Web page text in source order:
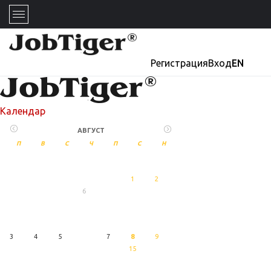
РегистрацияВходEN
Календар
АВГУСТ
П В С Ч П С Н
1 2
3 4 5
6
7 8 9
15